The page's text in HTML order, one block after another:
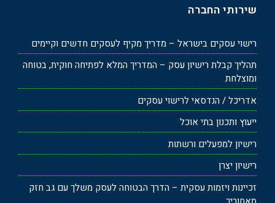
שירותי החברה
רישוי עסקים בישראל – מדריך מקיף לעסקים חדשים וקיימים
תהליך קבלת רישיון עסק – המדריך המלא לפתיחה חוקית, בטוחה
ומוצלחת
אדריכל / הנדסאי לרישוי עסקים
ייעוץ ותכנון בתי אוכל
רישיון למפעלים ורשתות
רישיון יצרן
זכיינות ויזמות עסקית – הדרך הבטוחה לעסק משלך עם גב חזק